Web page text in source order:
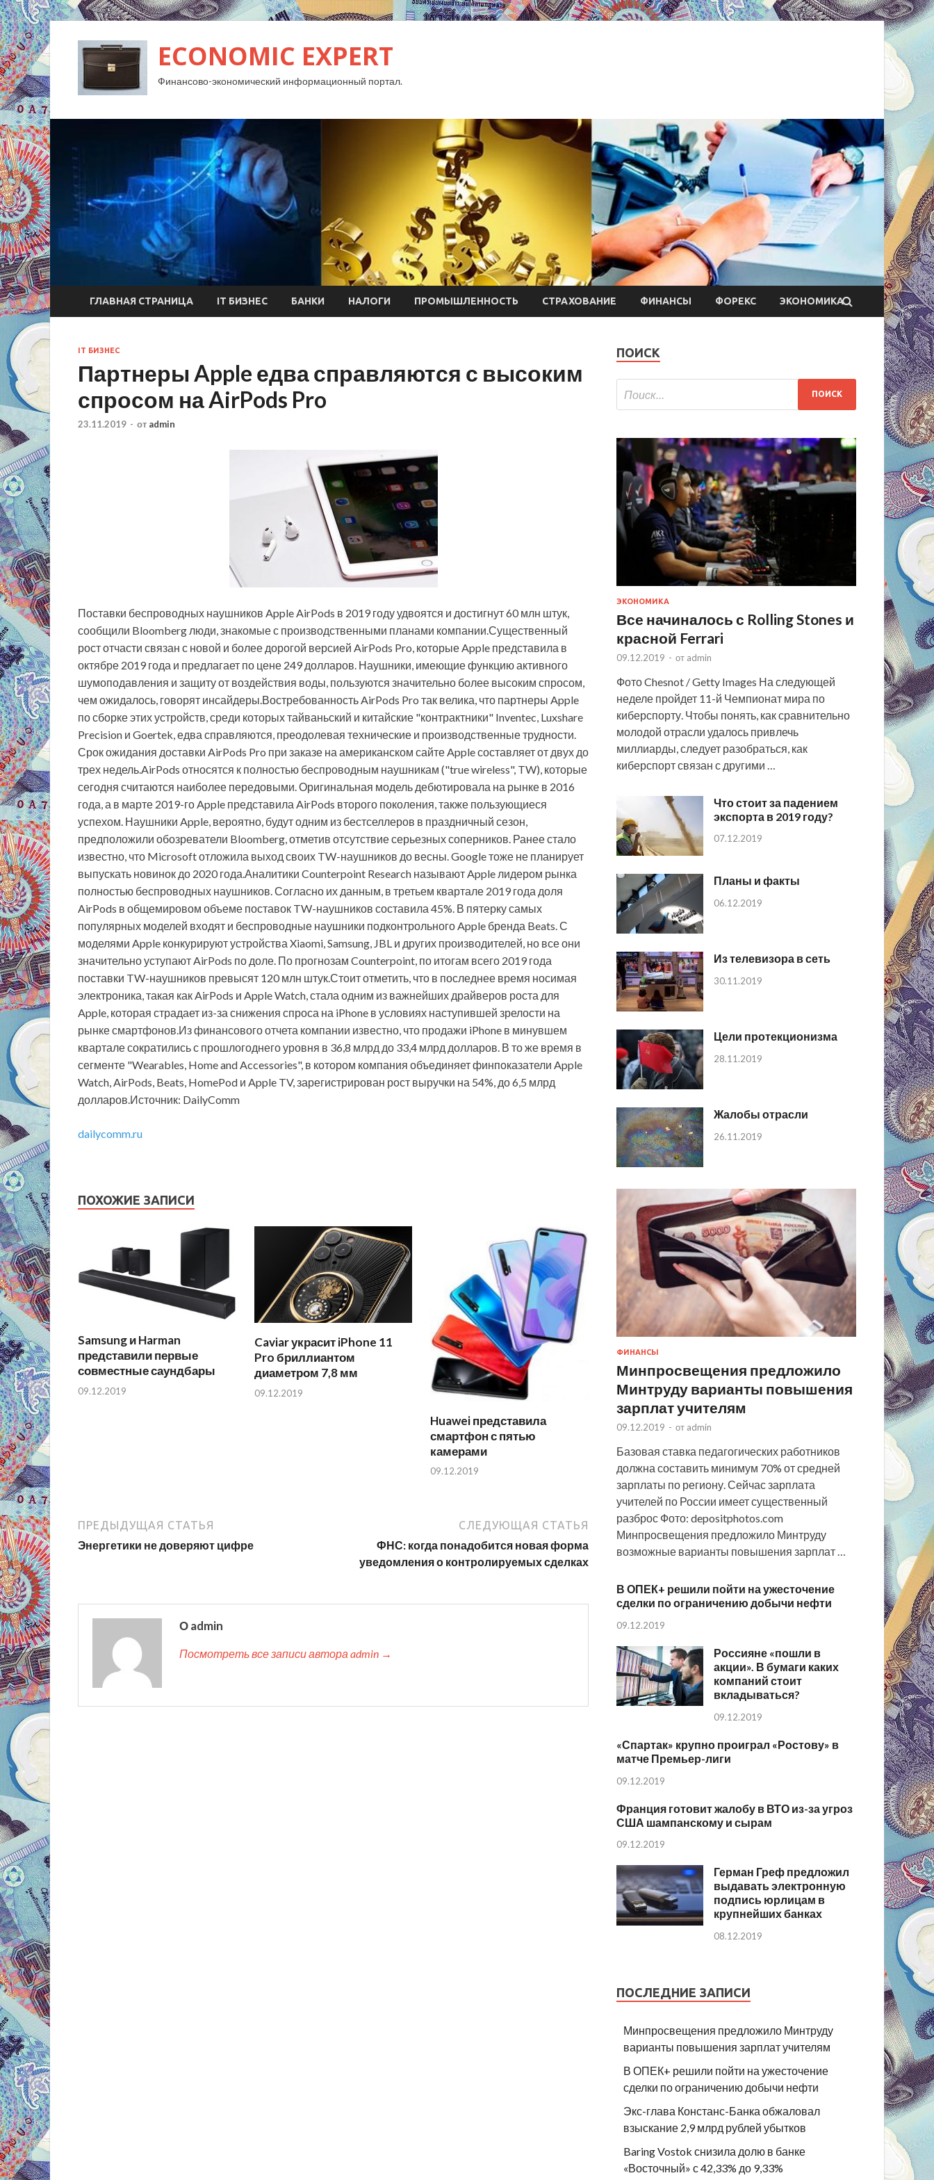
ECONOMIC EXPERT
Финансово-экономический информационный портал.
ГЛАВНАЯ СТРАНИЦА IT БИЗНЕС БАНКИ НАЛОГИ ПРОМЫШЛЕННОСТЬ СТРАХОВАНИЕ ФИНАНСЫ ФОРЕКС ЭКОНОМИКА
IT БИЗНЕС
Партнеры Apple едва справляются с высоким
спросом на AirPods Pro
23.11.2019 - от admin
Поставки беспроводных наушников Apple AirPods в 2019 году удвоятся и достигнут 60 млн штук,
сообщили Bloomberg люди, знакомые с производственными планами компании.Существенный
рост отчасти связан с новой и более дорогой версией AirPods Pro, которые Apple представила в
октябре 2019 года и предлагает по цене 249 долларов. Наушники, имеющие функцию активного
шумоподавления и защиту от воздействия воды, пользуются значительно более высоким спросом,
чем ожидалось, говорят инсайдеры.Востребованность AirPods Pro так велика, что партнеры Apple
по сборке этих устройств, среди которых тайваньский и китайские "контрактники" Inventec, Luxshare
Precision и Goertek, едва справляются, преодолевая технические и производственные трудности.
Срок ожидания доставки AirPods Pro при заказе на американском сайте Apple составляет от двух до
трех недель.AirPods относятся к полностью беспроводным наушникам ("true wireless", TW), которые
сегодня считаются наиболее передовыми. Оригинальная модель дебютировала на рынке в 2016
года, а в марте 2019-го Apple представила AirPods второго поколения, также пользующиеся
успехом. Наушники Apple, вероятно, будут одним из бестселлеров в праздничный сезон,
предположили обозреватели Bloomberg, отметив отсутствие серьезных соперников. Ранее стало
известно, что Microsoft отложила выход своих TW-наушников до весны. Google тоже не планирует
выпускать новинок до 2020 года.Аналитики Counterpoint Research называют Apple лидером рынка
полностью беспроводных наушников. Согласно их данным, в третьем квартале 2019 года доля
AirPods в общемировом объеме поставок TW-наушников составила 45%. В пятерку самых
популярных моделей входят и беспроводные наушники подконтрольного Apple бренда Beats. С
моделями Apple конкурируют устройства Xiaomi, Samsung, JBL и других производителей, но все они
значительно уступают AirPods по доле. По прогнозам Counterpoint, по итогам всего 2019 года
поставки TW-наушников превысят 120 млн штук.Стоит отметить, что в последнее время носимая
электроника, такая как AirPods и Apple Watch, стала одним из важнейших драйверов роста для
Apple, которая страдает из-за снижения спроса на iPhone в условиях наступившей зрелости на
рынке смартфонов.Из финансового отчета компании известно, что продажи iPhone в минувшем
квартале сократились с прошлогоднего уровня в 36,8 млрд до 33,4 млрд долларов. В то же время в
сегменте "Wearables, Home and Accessories", в котором компания объединяет финпоказатели Apple
Watch, AirPods, Beats, HomePod и Apple TV, зарегистрирован рост выручки на 54%, до 6,5 млрд
долларов.Источник: DailyComm
dailycomm.ru
ПОХОЖИЕ ЗАПИСИ
Samsung и Harman
представили первые
совместные саундбары
09.12.2019
Caviar украсит iPhone 11
Pro бриллиантом
диаметром 7,8 мм
09.12.2019
Huawei представила
смартфон с пятью
камерами
09.12.2019
ПРЕДЫДУЩАЯ СТАТЬЯ
Энергетики не доверяют цифре
СЛЕДУЮЩАЯ СТАТЬЯ
ФНС: когда понадобится новая форма
уведомления о контролируемых сделках
О admin
Посмотреть все записи автора admin →
ПОИСК
ЭКОНОМИКА
Все начиналось с Rolling Stones и
красной Ferrari
09.12.2019 - от admin
Фото Chesnot / Getty Images На следующей
неделе пройдет 11-й Чемпионат мира по
киберспорту. Чтобы понять, как сравнительно
молодой отрасли удалось привлечь
миллиарды, следует разобраться, как
киберспорт связан с другими …
Что стоит за падением
экспорта в 2019 году?
07.12.2019
Планы и факты
06.12.2019
Из телевизора в сеть
30.11.2019
Цели протекционизма
28.11.2019
Жалобы отрасли
26.11.2019
ФИНАНСЫ
Минпросвещения предложило
Минтруду варианты повышения
зарплат учителям
09.12.2019 - от admin
Базовая ставка педагогических работников
должна составить минимум 70% от средней
зарплаты по региону. Сейчас зарплата
учителей по России имеет существенный
разброс Фото: depositphotos.com
Минпросвещения предложило Минтруду
возможные варианты повышения зарплат …
В ОПЕК+ решили пойти на ужесточение
сделки по ограничению добычи нефти
09.12.2019
Россияне «пошли в
акции». В бумаги каких
компаний стоит
вкладываться?
09.12.2019
«Спартак» крупно проиграл «Ростову» в
матче Премьер-лиги
09.12.2019
Франция готовит жалобу в ВТО из-за угроз
США шампанскому и сырам
09.12.2019
Герман Греф предложил
выдавать электронную
подпись юрлицам в
крупнейших банках
08.12.2019
ПОСЛЕДНИЕ ЗАПИСИ
Минпросвещения предложило Минтруду
варианты повышения зарплат учителям
В ОПЕК+ решили пойти на ужесточение
сделки по ограничению добычи нефти
Экс-глава Констанс-Банка обжаловал
взыскание 2,9 млрд рублей убытков
Baring Vostok снизила долю в банке
«Восточный» с 42,33% до 9,33%